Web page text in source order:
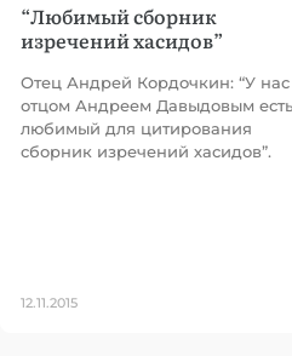
“Любимый сборник
изречений хасидов”
Отец Андрей Кордочкин: “У нас
отцом Андреем Давыдовым есть
любимый для цитирования
сборник изречений хасидов”.
12.11.2015